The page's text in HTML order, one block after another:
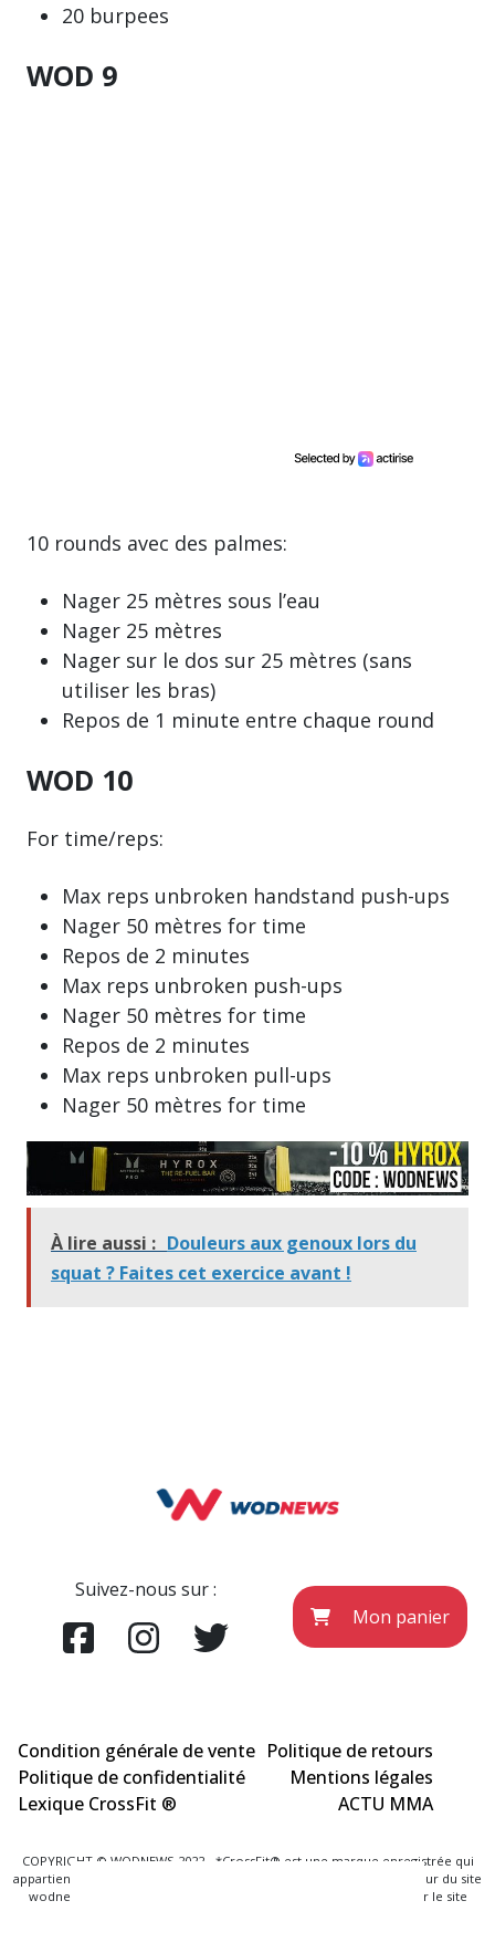
20 burpees
WOD 9
10 rounds avec des palmes:
Nager 25 mètres sous l’eau
Nager 25 mètres
Nager sur le dos sur 25 mètres (sans
utiliser les bras)
Repos de 1 minute entre chaque round
WOD 10
For time/reps:
Max reps unbroken handstand push-ups
Nager 50 mètres for time
Repos de 2 minutes
Max reps unbroken push-ups
Nager 50 mètres for time
Repos de 2 minutes
Max reps unbroken pull-ups
Nager 50 mètres for time
À lire aussi : Douleurs aux genoux lors du
squat ? Faites cet exercice avant !
Suivez-nous sur :
Mon panier
Condition générale de vente Politique de retours
Politique de confidentialité
Mentions légales
Lexique CrossFit ®
ACTU MMA
COPYRIGHT © WODNEWS 2022 - *CrossFit® est une marque enregistrée qui
appartient à la société CrossFit® Inc. et qui n'a aucun lien avec l'éditeur du site
wodnews.com. Les informations officielles sont exclusivement sur le site